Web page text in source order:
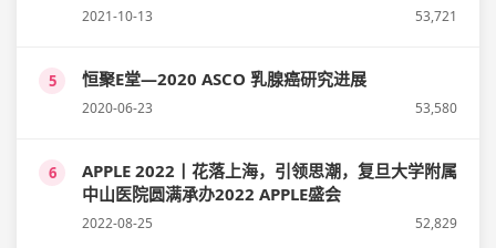
2021-10-13 53,721
5 恒聚E堂—2020 ASCO 乳腺癌研究进展
2020-06-23 53,580
6
APPLE 2022丨花落上海，引领思潮，复旦大学附属
中山医院圆满承办2022 APPLE盛会
2022-08-25 52,829